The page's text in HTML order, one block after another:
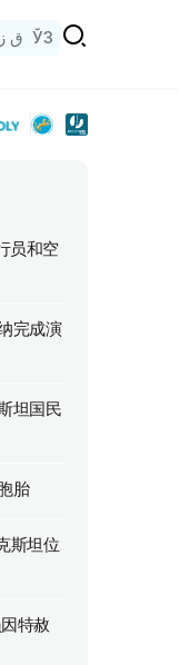
ق ز ЎЗ
员和空
完成演
坦国民
胎
斯坦位
特赦